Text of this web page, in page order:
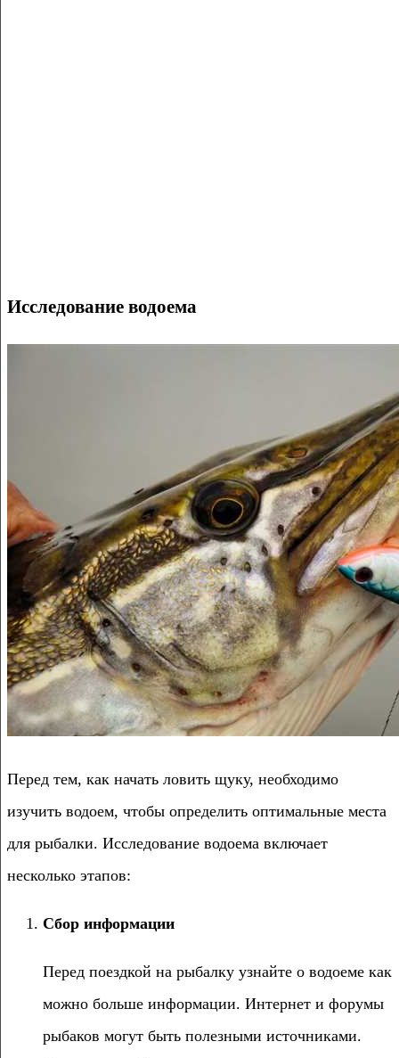
Исследование водоема
Перед тем, как начать ловить щуку, необходимо
изучить водоем, чтобы определить оптимальные места
для рыбалки. Исследование водоема включает
несколько этапов:
Сбор информации
Перед поездкой на рыбалку узнайте о водоеме как
можно больше информации. Интернет и форумы
рыбаков могут быть полезными источниками.